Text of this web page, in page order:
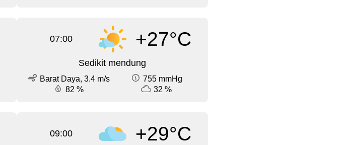
07:00 +27°C
Sedikit mendung
Barat Daya, 3.4 m/s
755 mmHg
82 %
32 %
09:00 +29°C